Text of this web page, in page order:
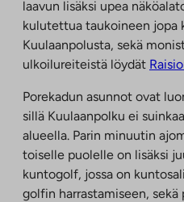
laavun lisäksi upea
kulutettua taukoineen jopa
Kuulaanpolusta, sekä
ulkoilureiteistä löydät
Porekadun asunnot ovat
sillä Kuulaanpolku ei
alueella. Parin minuutin
toiselle puolelle on lisäksi
kuntogolf, jossa on
golfin harrastamiseen, sekä